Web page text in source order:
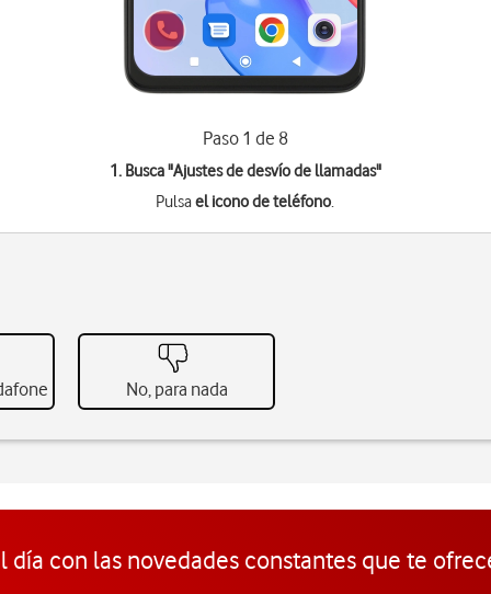
Paso 1 de 8
1. Busca "Ajustes de desvío de llamadas"
Pulsael icono de teléfono.
No, para nada
día con las novedades constantes que te